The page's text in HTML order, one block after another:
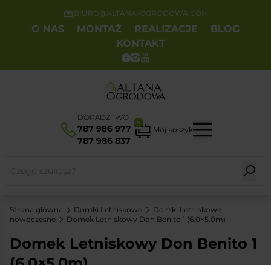
BIURO@ALTANA-OGRODOWA.COM
O NAS MONTAŻ REALIZACJE
BLOG
KONTAKT
DORADZTWO
787 986 977
787 986 837
0
Mój koszyk
Strona główna Domki Letniskowe
Domki Letniskowe
nowoczesne
Domek Letniskowy Don Benito 1 (6.0×5.0m)
Domek Letniskowy Don Benito 1